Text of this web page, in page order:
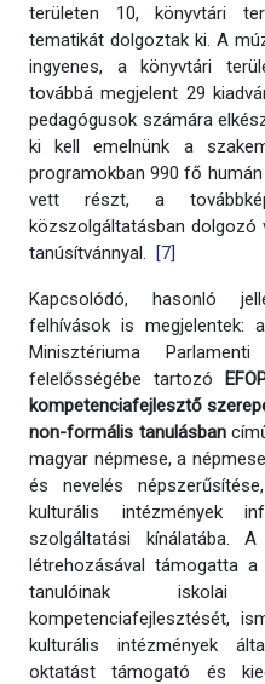
területen 10, könyvtári
tematikát dolgoztak ki. A
ingyenes, a könyvtári
továbbá megjelent 29
pedagógusok számára
ki kell emelnünk a
programokban 990 fő
vett részt, a
közszolgáltatásban dolgozó
tanúsítvánnyal.
[7]
Kapcsolódó, hasonló
felhívások is megjelentek:
Minisztériuma
felelősségébe tartozó
kompetenciafejlesztő
non-formális tanulásban
magyar népmese, a
és nevelés
kulturális intézmények
szolgáltatási kínálatába.
létrehozásával támogatta a
tanulóinak iskolai
kompetenciafejlesztését,
kulturális intézmények
oktatást támogató és